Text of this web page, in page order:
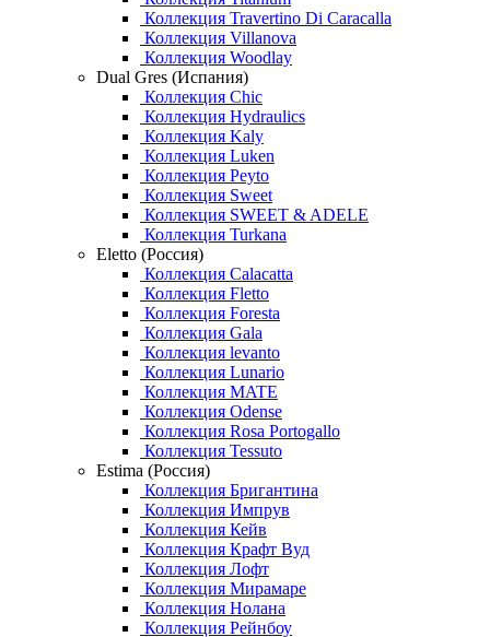
Коллекция Travertino Di Caracalla
Коллекция Villanova
Коллекция Woodlay
Dual Gres (Испания)
Коллекция Chic
Коллекция Hydraulics
Коллекция Kaly
Коллекция Luken
Коллекция Peyto
Коллекция Sweet
Коллекция SWEET & ADELE
Коллекция Turkana
Eletto (Россия)
Коллекция Calacatta
Коллекция Fletto
Коллекция Foresta
Коллекция Gala
Коллекция levanto
Коллекция Lunario
Коллекция MATE
Коллекция Odense
Коллекция Rosa Portogallo
Коллекция Tessuto
Estima (Россия)
Коллекция Бригантина
Коллекция Импрув
Коллекция Кейв
Коллекция Крафт Вуд
Коллекция Лофт
Коллекция Мирамаре
Коллекция Нолана
Коллекция Рейнбоу